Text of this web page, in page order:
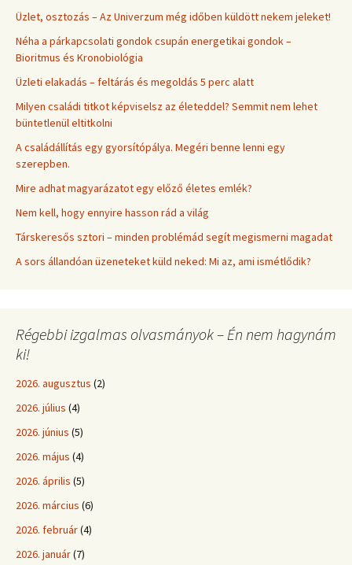
Üzlet, osztozás – Az Univerzum még időben küldött nekem jeleket!
Néha a párkapcsolati gondok csupán energetikai gondok –
Bioritmus és Kronobiológia
Üzleti elakadás – feltárás és megoldás 5 perc alatt
Milyen családi titkot képviselsz az életeddel? Semmit nem lehet
büntetlenül eltitkolni
A családállítás egy gyorsítópálya. Megéri benne lenni egy
szerepben.
Mire adhat magyarázatot egy előző életes emlék?
Nem kell, hogy ennyire hasson rád a világ
Társkeresős sztori – minden problémád segít megismerni magadat
A sors állandóan üzeneteket küld neked: Mi az, ami ismétlődik?
Régebbi izgalmas olvasmányok – Én nem hagynám
ki!
2026. augusztus (2)
2026. július (4)
2026. június (5)
2026. május (4)
2026. április (5)
2026. március (6)
2026. február(4)
2026. január(7)